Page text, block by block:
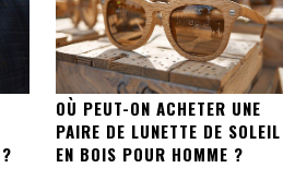
OÙ PEUT-ON ACHETER UNE
PAIRE DE LUNETTE DE SOLEIL
EN BOIS POUR HOMME ?